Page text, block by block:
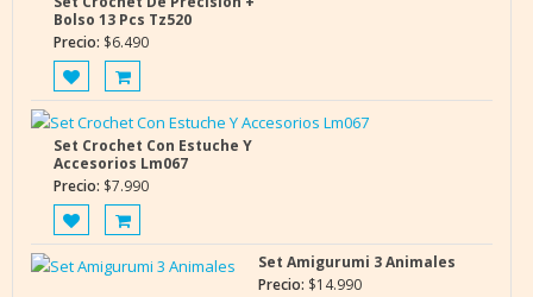
Bolso 13 Pcs Tz520
Precio: $6.490
Set Crochet Con Estuche Y
Accesorios Lm067
Precio: $7.990
Set Amigurumi 3 Animales
Precio: $14.990